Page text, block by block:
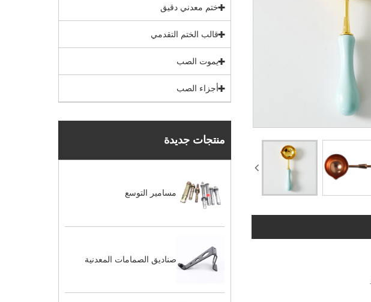
ختم معدني دقيق
قالب الختم التقدمي
يموت الصب
أجزاء الصب
منتجات جديدة
مسامير التوسع
صناديق الصمامات المعدنية